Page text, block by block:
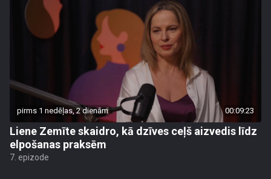
pirms 1 nedēļas, 2 dienām 00:09:23
Liene Zemīte skaidro, kā dzīves ceļš aizvedis līdz
elpošanas praksēm
7. epizode